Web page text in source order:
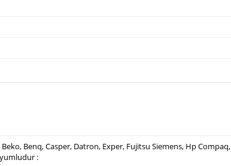
Benq, Casper, Datron, Exper, Fujitsu Siemens, Hp Compaq,
: